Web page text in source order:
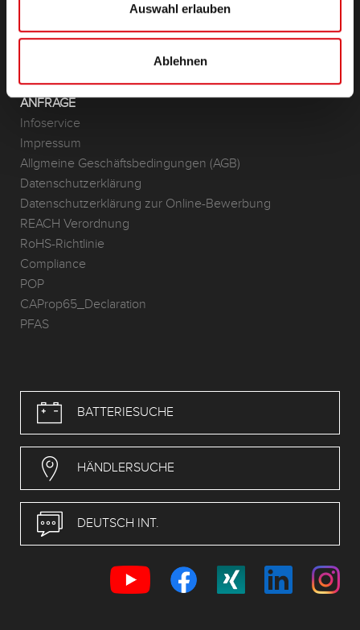
Auswahl erlauben
Ablehnen
Anwendungsbereiche
ANFRAGE
Infoservice
Impressum
Allgmeine Geschäftsbedingungen (AGB)
Datenschutzerklärung
Datenschutzerklärung zur Online-Bewerbung
REACH Verordnung
RoHS-Richtlinie
Compliance
POP
CAProp65_Declaration
PFAS
BATTERIESUCHE
HÄNDLERSUCHE
DEUTSCH INT.